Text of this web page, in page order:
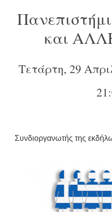
και
Τετάρτη, 29
Συνδιοργανωτής της